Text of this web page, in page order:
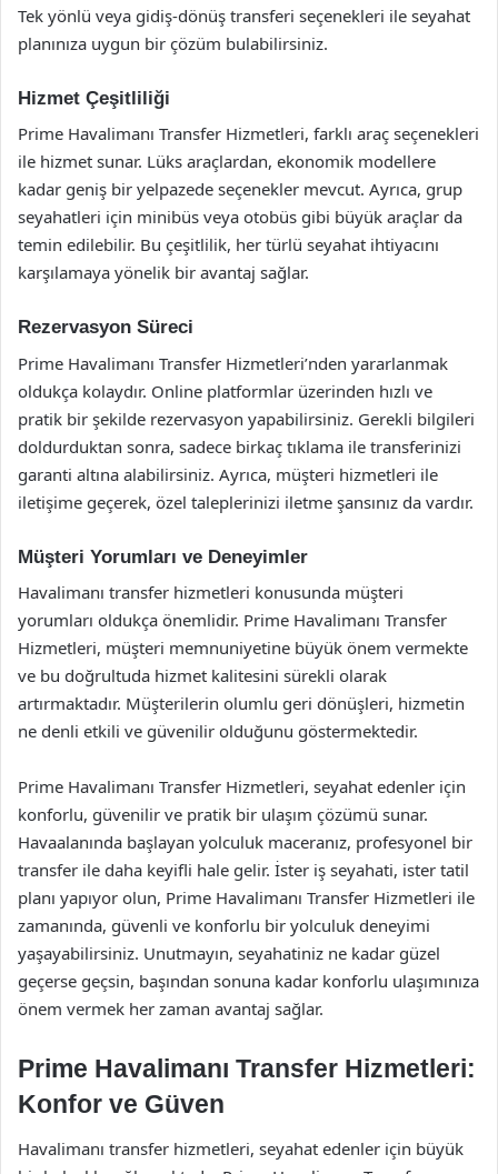
Tek yönlü veya gidiş-dönüş transferi seçenekleri ile seyahat
planınıza uygun bir çözüm bulabilirsiniz.
Hizmet Çeşitliliği
Prime Havalimanı Transfer Hizmetleri, farklı araç seçenekleri
ile hizmet sunar. Lüks araçlardan, ekonomik modellere
kadar geniş bir yelpazede seçenekler mevcut. Ayrıca, grup
seyahatleri için minibüs veya otobüs gibi büyük araçlar da
temin edilebilir. Bu çeşitlilik, her türlü seyahat ihtiyacını
karşılamaya yönelik bir avantaj sağlar.
Rezervasyon Süreci
Prime Havalimanı Transfer Hizmetleri’nden yararlanmak
oldukça kolaydır. Online platformlar üzerinden hızlı ve
pratik bir şekilde rezervasyon yapabilirsiniz. Gerekli bilgileri
doldurduktan sonra, sadece birkaç tıklama ile transferinizi
garanti altına alabilirsiniz. Ayrıca, müşteri hizmetleri ile
iletişime geçerek, özel taleplerinizi iletme şansınız da vardır.
Müşteri Yorumları ve Deneyimler
Havalimanı transfer hizmetleri konusunda müşteri
yorumları oldukça önemlidir. Prime Havalimanı Transfer
Hizmetleri, müşteri memnuniyetine büyük önem vermekte
ve bu doğrultuda hizmet kalitesini sürekli olarak
artırmaktadır. Müşterilerin olumlu geri dönüşleri, hizmetin
ne denli etkili ve güvenilir olduğunu göstermektedir.
Prime Havalimanı Transfer Hizmetleri, seyahat edenler için
konforlu, güvenilir ve pratik bir ulaşım çözümü sunar.
Havaalanında başlayan yolculuk maceranız, profesyonel bir
transfer ile daha keyifli hale gelir. İster iş seyahati, ister tatil
planı yapıyor olun, Prime Havalimanı Transfer Hizmetleri ile
zamanında, güvenli ve konforlu bir yolculuk deneyimi
yaşayabilirsiniz. Unutmayın, seyahatiniz ne kadar güzel
geçerse geçsin, başından sonuna kadar konforlu ulaşımınıza
önem vermek her zaman avantaj sağlar.
Prime Havalimanı Transfer Hizmetleri:
Konfor ve Güven
Havalimanı transfer hizmetleri, seyahat edenler için büyük